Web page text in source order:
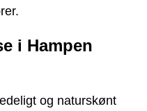
i Hampen
og naturskønt